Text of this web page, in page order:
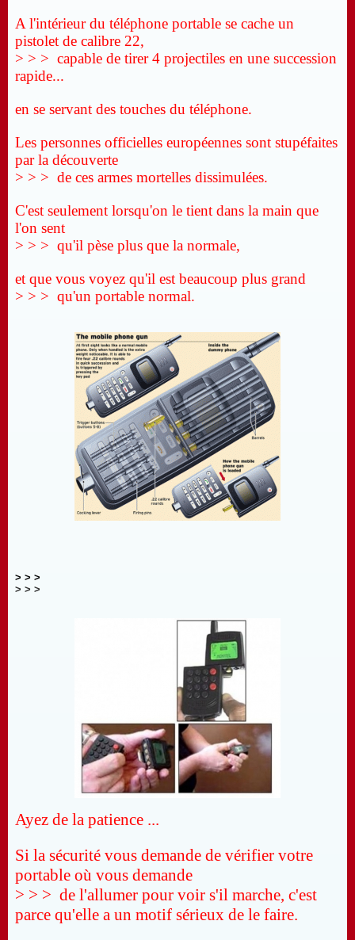
A l'intérieur du téléphone portable se cache un
pistolet de calibre 22,
> > > capable de tirer 4 projectiles en une succession
rapide...
en se servant des touches du téléphone.
Les personnes officielles européennes sont stupéfaites
par la découverte
> > > de ces armes mortelles dissimulées.
C'est seulement lorsqu'on le tient dans la main que
l'on sent
> > > qu'il pèse plus que la normale,
et que vous voyez qu'il est beaucoup plus grand
> > > qu'un portable normal.
> > >
> > >
Ayez de la patience ...
Si la sécurité vous demande de vérifier votre
portable où vous demande
> > > de l'allumer pour voir s'il marche, c'est
parce qu'elle a un motif sérieux de le faire.